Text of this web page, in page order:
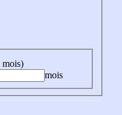
mois)
mois